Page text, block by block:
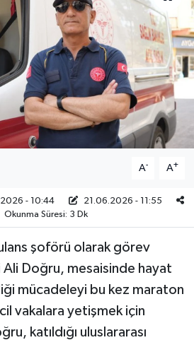
A- A+
- 10:44
21.06.2026 - 11:55
Okunma Süresi: 3 Dk
şoförü olarak görev
Ali Doğru, mesaisinde hayat
mücadeleyi bu kez maraton
vakalara yetişmek için
katıldığı uluslararası